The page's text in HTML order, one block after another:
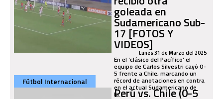
goleada en
Sudamericano Sub-
17 [FOTOS Y
VIDEOS]Lunes 31 de Marzo del 2025
En el ‘clásico del Pacífico’ el
equipo de Carlos Silvestri cayó 0-
5 frente a Chile, marcando un
récord de anotaciones en contra
en el actual Sudamericano de
la...
Fútbol Internacional
Perú vs. Chile (0-5